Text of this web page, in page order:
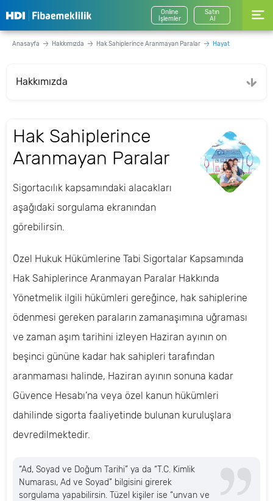
Online
İşlemler
Satın
Al
Anasayfa Hakkımızda Hak Sahiplerince Aranmayan Paralar Hayat
Hakkımızda
Hak Sahiplerince
Aranmayan Paralar
Sigortacılık kapsamındaki alacakları
aşağıdaki sorgulama ekranından
görebilirsin.
Özel Hukuk Hükümlerine Tabi Sigortalar Kapsamında
Hak Sahiplerince Aranmayan Paralar Hakkında
Yönetmelik ilgili hükümleri gereğince, hak sahiplerine
ödenmesi gereken paraların zamanaşımına uğraması
ve zaman aşım tarihini izleyen Haziran ayının on
beşinci gününe kadar hak sahipleri tarafından
aranmaması halinde, Haziran ayının sonuna kadar
Güvence Hesabı’na veya özel kanun hükümleri
dahilinde sigorta faaliyetinde bulunan kuruluşlara
devredilmektedir.
“Ad, Soyad ve Doğum Tarihi” ya da “T.C. Kimlik
Numarası, Ad ve Soyad” bilgisini girerek
sorgulama yapabilirsin. Tüzel kişiler ise “unvan ve